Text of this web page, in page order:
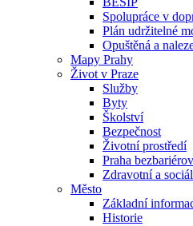
Spolupráce v
Plán udržitelné
Opuštěná a
Mapy Prahy
Život v Praze
Služby
Byty
Školství
Bezpečnost
Životní prostředí
Praha
Zdravotní a
Město
Základní
Historie